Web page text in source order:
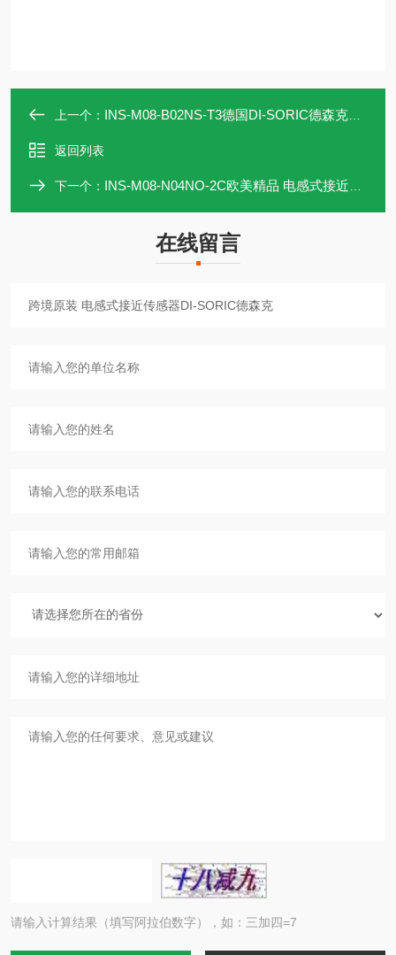
上一个： INS-M08-B02NS-T3德国DI-SORIC德森克原装全新电感式传感器
返回列表
下一个： INS-M08-N04NO-2C欧美精品 电感式接近传感器DI-SORIC德森克
在线留言
请输入计算结果（填写阿拉伯数字），如：三加四=7